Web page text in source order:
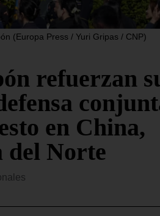
«organización terrorista» a
Chone Killers, fundada en
hace seis años al escindirse
(Europa Press / Yuri Gripas / CNP)
refuerzan
en China,
del Norte